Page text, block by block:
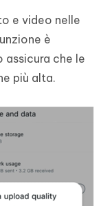
e video nelle
è
assicura che le
più alta.